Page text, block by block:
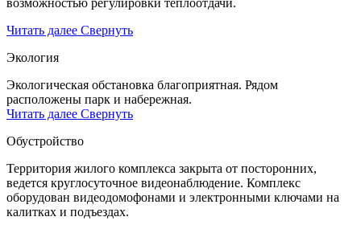
Читать далее Свернуть
Экология
Экологическая обстановка благоприятная. Рядом
расположены парк и набережная.
Читать далее Свернуть
Обустройство
Территория жилого комплекса закрыта от посторонних,
ведется круглосуточное видеонаблюдение. Комплекс
оборудован видеодомофонами и электронными ключами на
калитках и подъездах.